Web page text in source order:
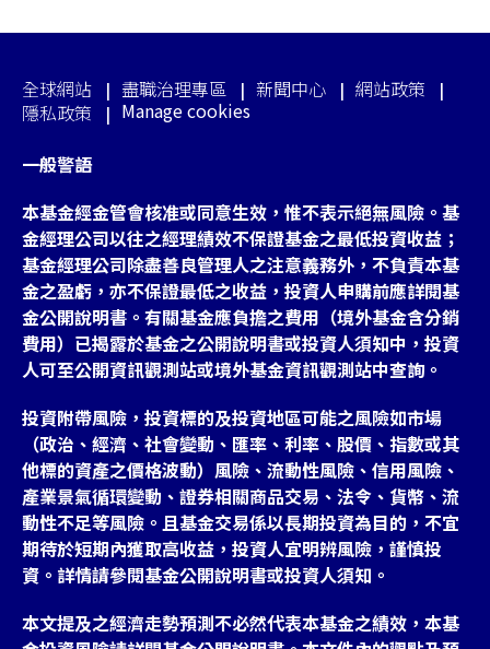
全球網站 盡職治理專區 新聞中心
網站政策
隱私政策
Manage cookies
一般警語
本基金經金管會核准或同意生效，惟不表示絕無風險。基
金經理公司以往之經理績效不保證基金之最低投資收益；
基金經理公司除盡善良管理人之注意義務外，不負責本基
金之盈虧，亦不保證最低之收益，投資人申購前應詳閱基
金公開說明書。有關基金應負擔之費用（境外基金含分銷
費用）已揭露於基金之公開說明書或投資人須知中，投資
人可至公開資訊觀測站或境外基金資訊觀測站中查詢。
投資附帶風險，投資標的及投資地區可能之風險如市場
（政治、經濟、社會變動、匯率、利率、股價、指數或其
他標的資產之價格波動）風險、流動性風險、信用風險、
產業景氣循環變動、證券相關商品交易、法令、貨幣、流
動性不足等風險。且基金交易係以長期投資為目的，不宜
期待於短期內獲取高收益，投資人宜明辨風險，謹慎投
資。詳情請參閱基金公開說明書或投資人須知。
本文提及之經濟走勢預測不必然代表本基金之績效，本基